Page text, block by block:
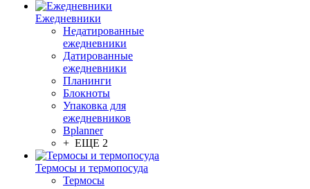
Ежедневники
Недатированные
ежедневники
Датированные
ежедневники
Планинги
Блокноты
Упаковка для
ежедневников
Bplanner
+ ЕЩЕ 2
Термосы и термопосуда
Термосы